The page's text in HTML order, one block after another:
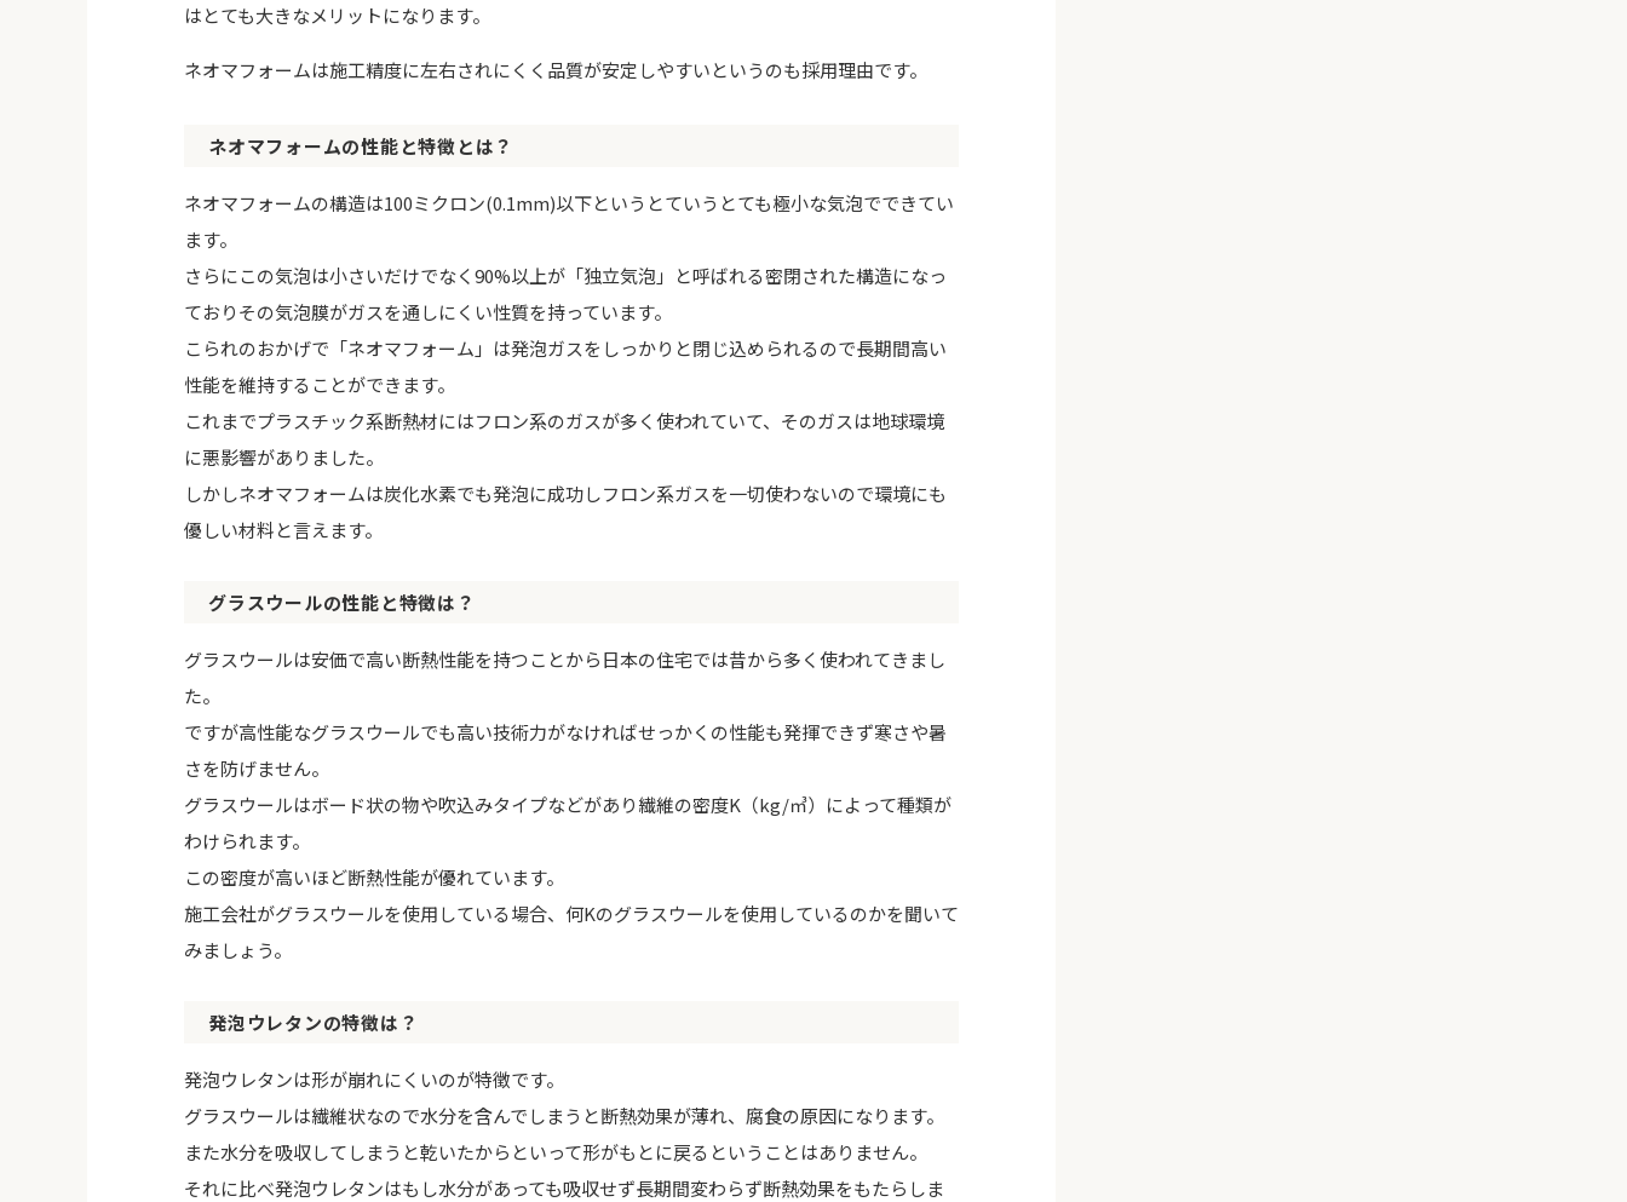
はとても大きなメリットになります。
ネオマフォームは施工精度に左右されにくく品質が安定しやすいというのも採用理由です。
ネオマフォームの性能と特徴とは？
ネオマフォームの構造は100ミクロン(0.1mm)以下というとていうとても極小な気泡でできてい
ます。
さらにこの気泡は小さいだけでなく90%以上が「独立気泡」と呼ばれる密閉された構造になっ
ておりその気泡膜がガスを通しにくい性質を持っています。
こられのおかげで「ネオマフォーム」は発泡ガスをしっかりと閉じ込められるので長期間高い
性能を維持することができます。
これまでプラスチック系断熱材にはフロン系のガスが多く使われていて、そのガスは地球環境
に悪影響がありました。
しかしネオマフォームは炭化水素でも発泡に成功しフロン系ガスを一切使わないので環境にも
優しい材料と言えます。
グラスウールの性能と特徴は？
グラスウールは安価で高い断熱性能を持つことから日本の住宅では昔から多く使われてきまし
た。
ですが高性能なグラスウールでも高い技術力がなければせっかくの性能も発揮できず寒さや暑
さを防げません。
グラスウールはボード状の物や吹込みタイプなどがあり繊維の密度K（kg/㎥）によって種類が
わけられます。
この密度が高いほど断熱性能が優れています。
施工会社がグラスウールを使用している場合、何Kのグラスウールを使用しているのかを聞いて
みましょう。
発泡ウレタンの特徴は？
発泡ウレタンは形が崩れにくいのが特徴です。
グラスウールは繊維状なので水分を含んでしまうと断熱効果が薄れ、腐食の原因になります。
また水分を吸収してしまうと乾いたからといって形がもとに戻るということはありません。
それに比べ発泡ウレタンはもし水分があっても吸収せず長期間変わらず断熱効果をもたらしま